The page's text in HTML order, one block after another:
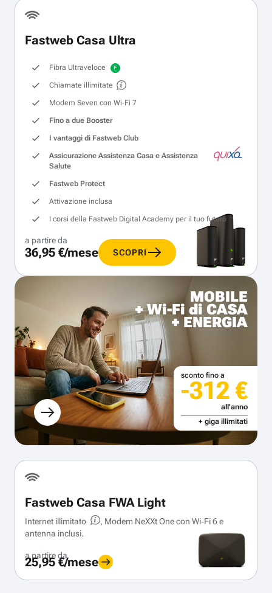
Fastweb Casa Ultra
Fibra Ultraveloce
Chiamate illimitate
Modem Seven con Wi‑Fi 7
Fino a due Booster
I vantaggi di Fastweb Club
Assicurazione Assistenza Casa e Assistenza
Salute
Fastweb Protect
Attivazione inclusa
I corsi della Fastweb Digital Academy per il tuo futuro
a partire da
36,95 €/mese SCOPRI
MOBILE
+ Wi-Fi di CASA
+ ENERGIA
sconto fino a
-312 €
all'anno
+ giga illimitati
Fastweb Casa FWA Light
Internet illimitato
, Modem NeXXt One con Wi‑Fi 6 e
antenna inclusi.
a partire da
25,95 €/mese